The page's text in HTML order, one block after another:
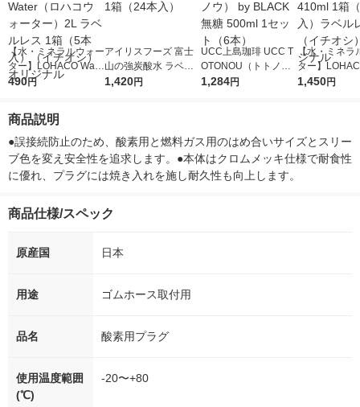
【水・ミネラルウォー
ター】LOHACO Wate
r（ロハコウォータ
シ） オリジナル
490円
アイリスフーズ 富士
山の強炭酸水 ラベル
レス 500ml 1箱（24
1,420円
UCC上島珈琲 UCC T
OTONOU（トトノ
ウ） by BLACK無糖 5
1,284円
【水・ミネラ
ター】
r 410ml 1箱（
1,450円
商品説明
●誤接続防止のため、酸素用と燃料ガス用のはめ合いサイズとスリー
ブ色を変え安全性を追求します。●本体はクロムメッキ仕様で耐食性
に優れ、プラグには焼き入れを施し耐久性も向上します。
商品仕様/スペック
原産国 日本
用途 ゴムホース取付用
品名 酸素用プラグ
使用温度範囲
(℃)
-20〜+80